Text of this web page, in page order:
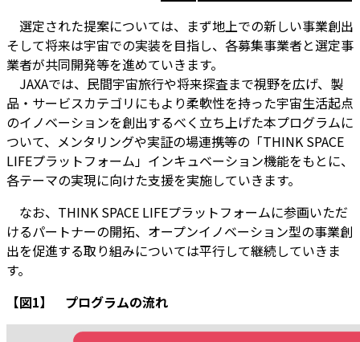
選定された提案については、まず地上での新しい事業創出
そして将来は宇宙での実装を目指し、各募集事業者と選定事
業者が共同開発等を進めていきます。
JAXAでは、民間宇宙旅行や将来探査まで視野を広げ、製
品・サービスカテゴリにもより柔軟性を持った宇宙生活起点
のイノベーションを創出するべく立ち上げた本プログラムに
ついて、メンタリングや実証の場連携等の「THINK SPACE
LIFEプラットフォーム」インキュベーション機能をもとに、
各テーマの実現に向けた支援を実施していきます。
なお、THINK SPACE LIFEプラットフォームに参画いただ
けるパートナーの開拓、オープンイノベーション型の事業創
出を促進する取り組みについては平行して継続していきま
す。
【図1】 プログラムの流れ